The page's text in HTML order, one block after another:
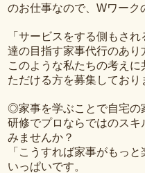
のお仕事なので、Wワーク
「サービスをする側もさ
達の目指す家事代行のあり
このような私たちの考え
ただける方を募集しており
◎家事を学ぶことで自宅
研修でプロならではのス
みませんか？
「こうすれば家事がもっ
いっぱいです。